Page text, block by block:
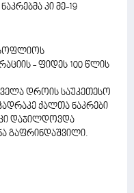
კი მე-19
- ფიდეს 100 წლის
დროის საუკეთესო
ქალთა ნაკრები
დაჯილდოვდა
გაფრინდაშვილი.